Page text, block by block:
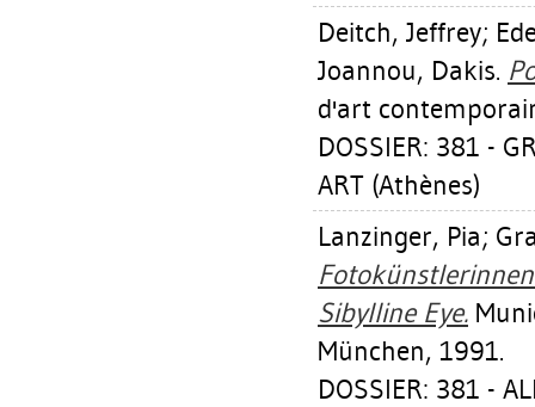
Deitch, Jeffrey;
Joannou, Dakis.
d'art
DOSSIER: 381 -
ART (Athènes)
Lanzinger, Pia;
Sibylline Eye.
München, 1991.
DOSSIER: 381 -